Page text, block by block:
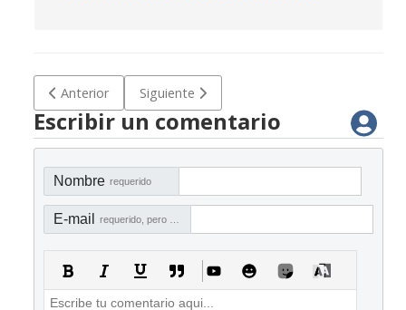
Artículo anterior: Checklist para implementar nuevas
Anterior Artículo siguiente: Checklist para revisar el
Siguiente
Escribir un comentario
Nombre requerido
E-mail